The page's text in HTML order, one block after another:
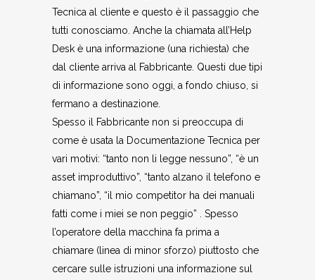
Tecnica al cliente e questo è il passaggio che
tutti conosciamo. Anche la chiamata all’Help
Desk è una informazione (una richiesta) che
dal cliente arriva al Fabbricante. Questi due tipi
di informazione sono oggi, a fondo chiuso, si
fermano a destinazione.
Spesso il Fabbricante non si preoccupa di
come è usata la Documentazione Tecnica per
vari motivi: “tanto non li legge nessuno”, “è un
asset improduttivo”, “tanto alzano il telefono e
chiamano”, “il mio competitor ha dei manuali
fatti come i miei se non peggio” . Spesso
l’operatore della macchina fa prima a
chiamare (linea di minor sforzo) piuttosto che
cercare sulle istruzioni una informazione sul